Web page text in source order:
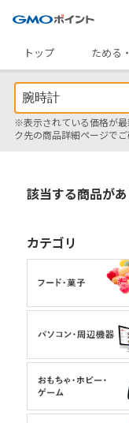
トップ
ためる
※表示されている価格が最
ク先の商品詳細ページでご
該当する商品があ
カテゴリ